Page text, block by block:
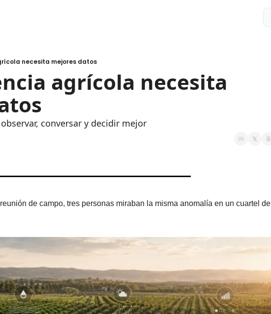
necesita mejores datos
agrícola necesita
conversar y decidir mejor
de campo, tres personas miraban la misma anomalía en un cuartel de